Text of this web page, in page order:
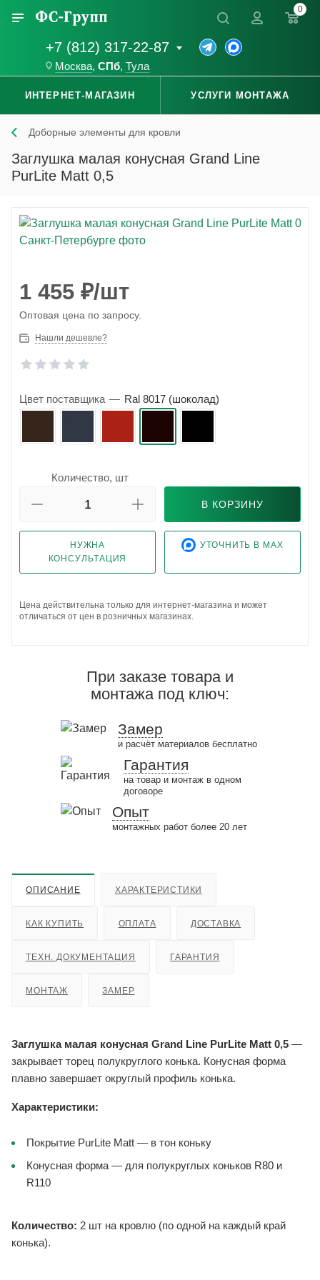
+7 (812) 317-22-87
Москва, СПб, Тула
0
ИНТЕРНЕТ-МАГАЗИН УСЛУГИ МОНТАЖА
Доборные элементы для кровли
Заглушка малая конусная Grand Line
PurLite Matt 0,5
1 455 ₽/шт
Оптовая цена по запросу.
Нашли дешевле?
Цвет поставщика — Ral 8017 (шоколад)
Количество, шт
В КОРЗИНУ
НУЖНА
КОНСУЛЬТАЦИЯ
УТОЧНИТЬ В MAX
Цена действительна только для интернет-магазина и может
отличаться от цен в розничных магазинах.
При заказе товара и
монтажа под ключ:
Замер
и расчёт материалов бесплатно
Гарантия
на товар и монтаж в одном
договоре
Опыт
монтажных работ более 20 лет
ОПИСАНИЕ ХАРАКТЕРИСТИКИ
КАК КУПИТЬ ОПЛАТА ДОСТАВКА
ТЕХН. ДОКУМЕНТАЦИЯ ГАРАНТИЯ
МОНТАЖ ЗАМЕР
Заглушка малая конусная Grand Line PurLite Matt 0,5 —
закрывает торец полукруглого конька. Конусная форма
плавно завершает округлый профиль конька.
Характеристики:
Покрытие PurLite Matt — в тон коньку
Конусная форма — для полукруглых коньков R80 и
R110
Количество: 2 шт на кровлю (по одной на каждый край
конька).